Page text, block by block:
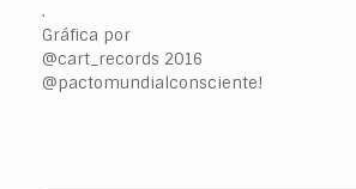
.
Gráfica por
@cart_records 2016
@pactomundialconsciente!